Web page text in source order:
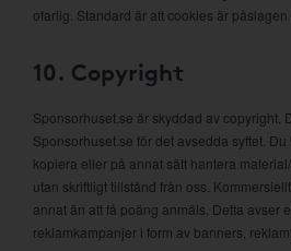
ofarlig. Standard är att cookies är påslagen
10. Copyright
Sponsorhuset.se är skyddad av copyright.
Sponsorhuset.se för det avsedda syftet. Du
kopiera eller på annat sätt hantera
utan skriftligt tillstånd från oss.
annat än att få poäng anmäls. Detta avser
reklamkampanjer i form av banners,